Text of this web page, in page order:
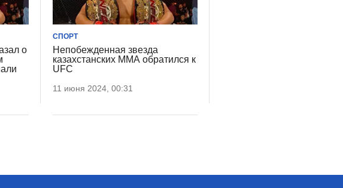
о
СПОРТ
Непобежденная звезда
казахстанских ММА обратился к
UFC
11 июня 2024, 00:31